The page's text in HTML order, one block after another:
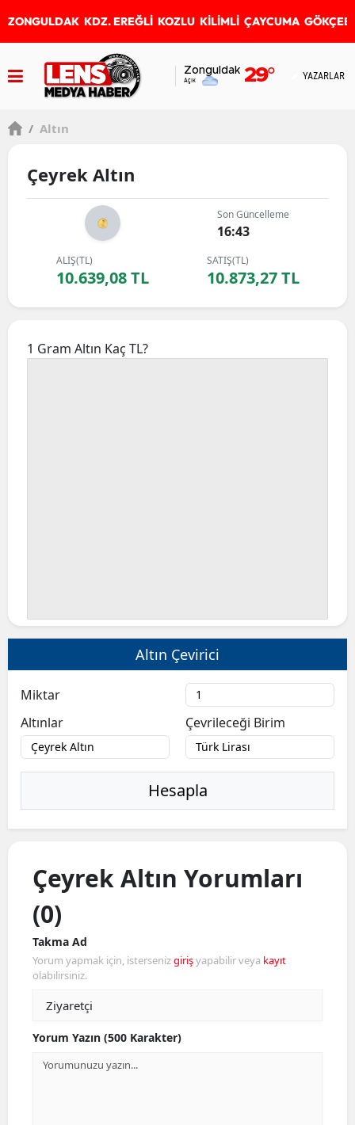
ZONGULDAK KDZ. EREĞLİ KOZLU KİLİMLİ ÇAYCUMA
Zonguldak
Açık 29° YAZARLAR
/ Altın
Çeyrek Altın
Son Güncelleme
16:43
ALIŞ(TL)
10.639,08 TL
SATIŞ(TL)
10.873,27 TL
1 Gram Altın Kaç TL?
Altın Çevirici
Miktar
Altınlar
Çevrileceği Birim
Hesapla
Çeyrek Altın Yorumları
(0)
Takma Ad
Yorum yapmak için, istersenizgirişyapabilir veya kayıt
olabilirsiniz.
Yorum Yazın (500 Karakter)